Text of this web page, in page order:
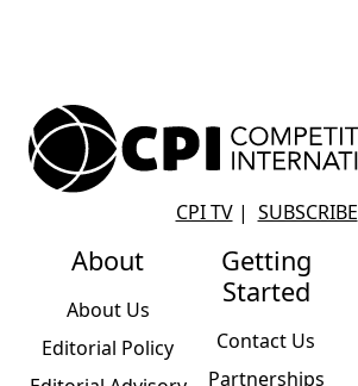
CPI TV| SUBSCRIBE
About
About Us
Editorial Policy
Getting
Started
Contact Us
Partnerships